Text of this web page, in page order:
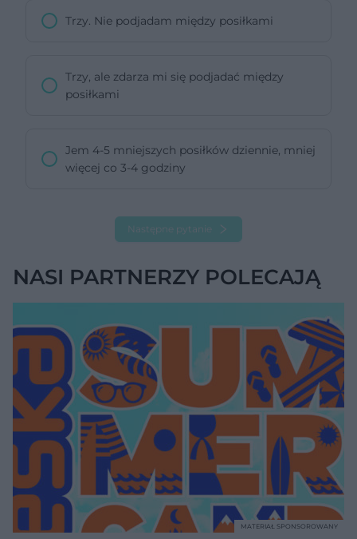
Trzy. Nie podjadam między posiłkami
Trzy, ale zdarza mi się podjadać między
posiłkami
Jem 4-5 mniejszych posiłków dziennie, mniej
więcej co 3-4 godziny
Następne pytanie
NASI PARTNERZY POLECAJĄ
MATERIAŁ SPONSOROWANY